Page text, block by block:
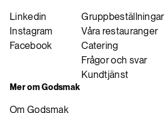
Linkedin
Instagram
Facebook
Gruppbeställningar
Våra restauranger
Catering
Frågor och svar
Kundtjänst
Mer om Godsmak
Om Godsmak